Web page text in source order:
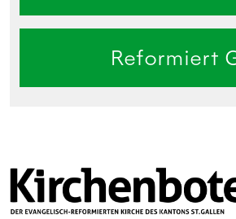
Reformiert